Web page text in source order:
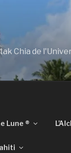
Chia de
Lune ®​​